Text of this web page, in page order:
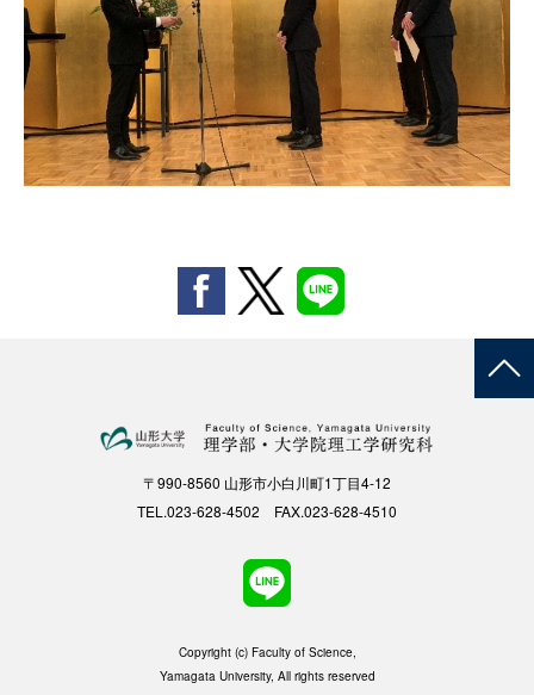
〒990-8560 山形市小白川町1丁目4-12
TEL.023-628-4502 FAX.023-628-4510
Copyright (c) Faculty of Science,
Yamagata University, All rights reserved